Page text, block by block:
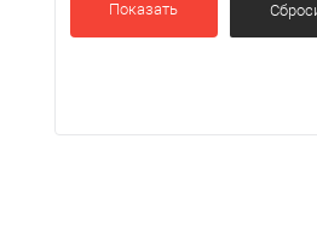
Показать